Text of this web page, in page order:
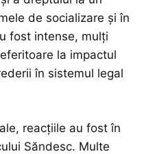
de socializare și în
fost intense, mulți
la impactul
în sistemul legal
reacțiile au fost în
Săndesc. Multe